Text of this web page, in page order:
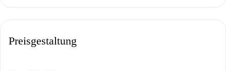
Preisgestaltung